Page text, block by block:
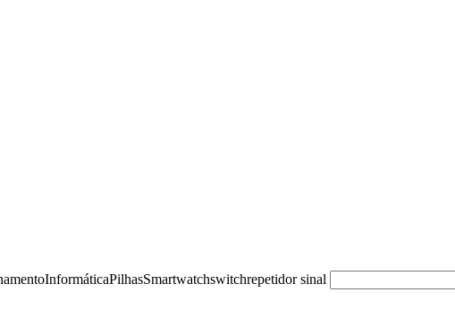
InformáticaPilhasSmartwatchswitchrepetidor sinal